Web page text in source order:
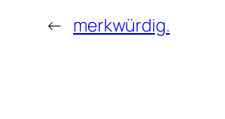
← merkwürdig.